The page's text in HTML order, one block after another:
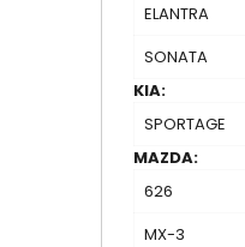
ELANTRA
SONATA
KIA:
SPORTAGE
MAZDA:
626
MX-3